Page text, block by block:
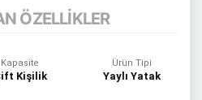
ÖZELLİKLER
Kapasite
Kişilik
Ürün Tipi
Yaylı Yatak